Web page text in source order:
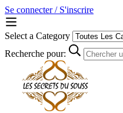
Se connecter / S'inscrire
Select a Category
Recherche pour: